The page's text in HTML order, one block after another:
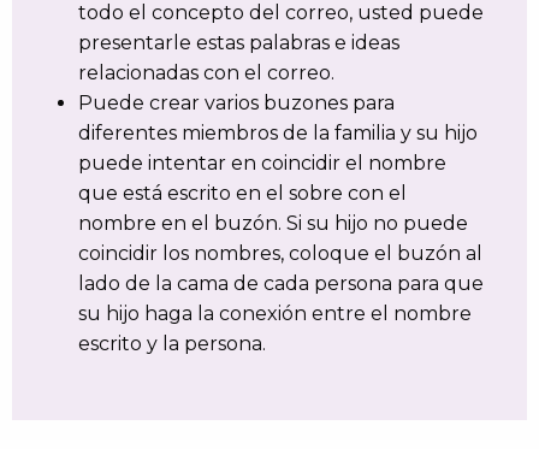
todo el concepto del correo, usted puede
presentarle estas palabras e ideas
relacionadas con el correo.
Puede crear varios buzones para
diferentes miembros de la familia y su hijo
puede intentar en coincidir el nombre
que está escrito en el sobre con el
nombre en el buzón. Si su hijo no puede
coincidir los nombres, coloque el buzón al
lado de la cama de cada persona para que
su hijo haga la conexión entre el nombre
escrito y la persona.